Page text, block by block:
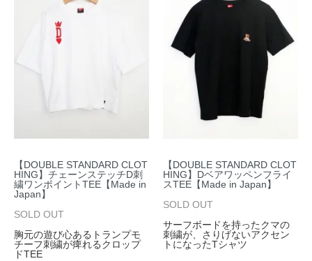
【DOUBLE STANDARD CLOT
HING】チェーンステッチD刺
繍ワンポイントTEE【Made in
Japan】
SOLD OUT
胸元の遊び心あるトランプモ
チーフ刺繍が痺れるクロップ
ドTEE
【DOUBLE STANDARD CLOT
HING】Dベアワッペンフライ
スTEE【Made in Japan】
SOLD OUT
サーフボードを持ったクマの
刺繍が、さりげないアクセン
トになったTシャツ